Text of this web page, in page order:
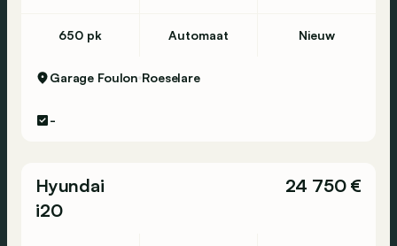
650 pk Automaat Nieuw
Garage Foulon Roeselare
-
Hyundai
i20
24 750 €